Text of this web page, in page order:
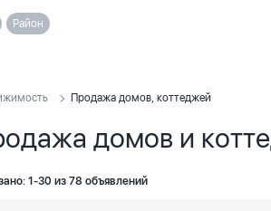
Район
Продажа домов, коттеджей
домов и
1-30 из 78 объявлений